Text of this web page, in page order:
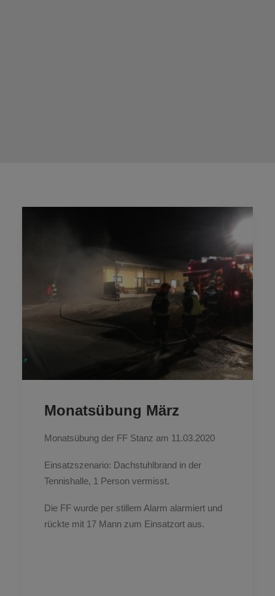
Monatsübung März
Monatsübung der FF Stanz am 11.03.2020
Einsatzszenario: Dachstuhlbrand in der
Tennishalle, 1 Person vermisst.
Die FF wurde per stillem Alarm alarmiert und
rückte mit 17 Mann zum Einsatzort aus.